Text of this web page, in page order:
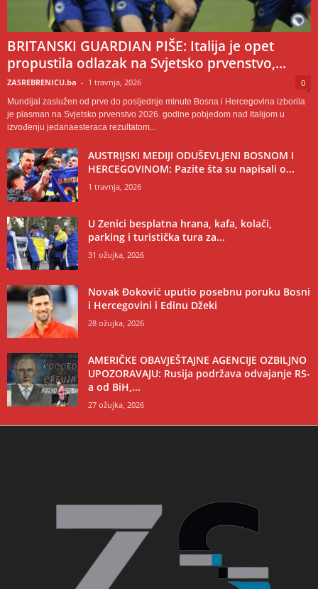
BRITANSKI GUARDIAN PIŠE: Italija je opet
propustila odlazak na Svjetsko prvenstvo,...
ZASREBRENICU.ba - 1 travnja, 2026 0
Mundijal zaslužen od prve do posljednje minute Bosna i Hercegovina izborila
je plasman na Svjetsko prvenstvo 2026. godine pobjedom nad Italijom u
izvođenju jedanaesteraca rezultatom...
AUSTRIJSKI MEDIJI ODUŠEVLJENI BOSNOM I
HERCEGOVINOM: Pazite šta su napisali o...
1 travnja, 2026
U Zenici besplatna hrana, kafa, kolači,
parking i turistička tura za...
31 ožujka, 2026
Novak Đoković uputio posebnu poruku Bosni
i Hercegovini i Edinu Džeki
28 ožujka, 2026
AMERIČKE OBAVJEŠTAJNE AGENCIJE OZBILJNO
UPOZORAVAJU: Rusija podržava odvajanje RS-
a od BiH,...
27 ožujka, 2026